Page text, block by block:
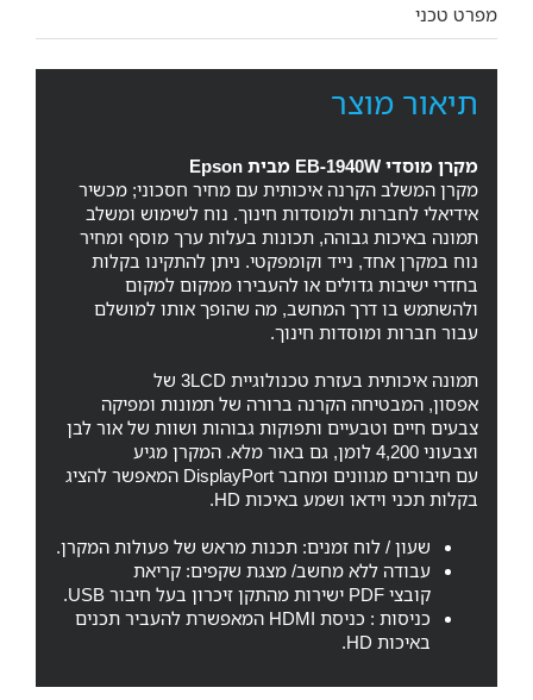
מפרט טכני
תיאור מוצר
מקרן מוסדי EB-1940W מבית Epson
מקרן המשלב הקרנה איכותית עם מחיר חסכוני; מכשיר
אידיאלי לחברות ולמוסדות חינוך. נוח לשימוש ומשלב
תמונה באיכות גבוהה, תכונות בעלות ערך מוסף ומחיר
נוח במקרן אחד, נייד וקומפקטי. ניתן להתקינו בקלות
בחדרי ישיבות גדולים או להעבירו ממקום למקום
ולהשתמש בו דרך המחשב, מה שהופך אותו למושלם
עבור חברות ומוסדות חינוך.
תמונה איכותית בעזרת טכנולוגיית 3LCD של
אפסון, המבטיחה הקרנה ברורה של תמונות ומפיקה
צבעים חיים וטבעיים ותפוקות גבוהות ושוות של אור לבן
וצבעוני 4,200 לומן, גם באור מלא. המקרן מגיע
עם חיבורים מגוונים ומחבר DisplayPort המאפשר להציג
בקלות תכני וידאו ושמע באיכות HD.
שעון / לוח זמנים: תכנות מראש של פעולות המקרן.
עבודה ללא מחשב/ מצגת שקפים: קריאת
קובצי PDF ישירות מהתקן זיכרון בעל חיבור USB.
כניסות : כניסת HDMI המאפשרת להעביר תכנים
באיכות HD.